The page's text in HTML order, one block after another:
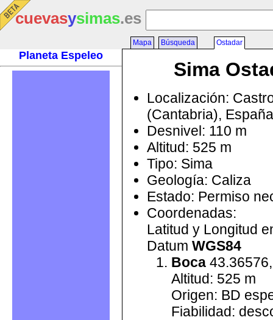
cuevasysimas.es
Planeta Espeleo
Mapa Búsqueda Ostadar
Sima
Localización:
(Cantabria), España
Desnivel: 110 m
Altitud: 525 m
Tipo: Sima
Geología: Caliza
Estado: Permiso
Coordenadas:
Latitud y Longitud
Datum WGS84
Boca
Altitud: 525 m
Origen: BD
Fiabilidad: